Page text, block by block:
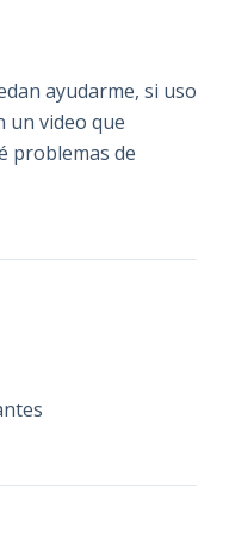
ayudarme, si uso
un video que
problemas de